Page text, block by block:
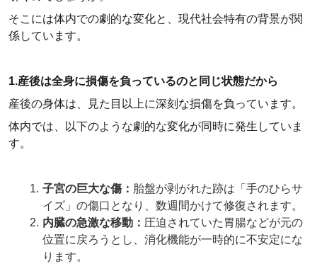
そこには体内での劇的な変化と、現代社会特有の背景が関
係しています。
1.産後は全身に損傷を負っているのと同じ状態だから
産後の身体は、見た目以上に深刻な損傷を負っています。
体内では、以下のような劇的な変化が同時に発生していま
す。
子宮の巨大な傷： 胎盤が剥がれた跡は「手のひらサ
イズ」の傷口となり、数週間かけて修復されます。
内臓の急激な移動： 圧迫されていた胃腸などが元の
位置に戻ろうとし、消化機能が一時的に不安定にな
ります。